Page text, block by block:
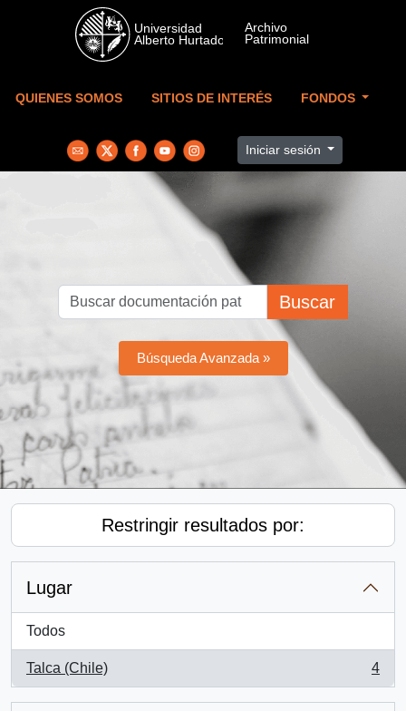
Skip to main content
QUIENES SOMOS SITIOS DE INTERÉS FONDOS
Iniciar sesión
Buscar
Búsqueda Avanzada »
Restringir resultados por:
Lugar
Todos
Talca (Chile)
, 4 resultados
4